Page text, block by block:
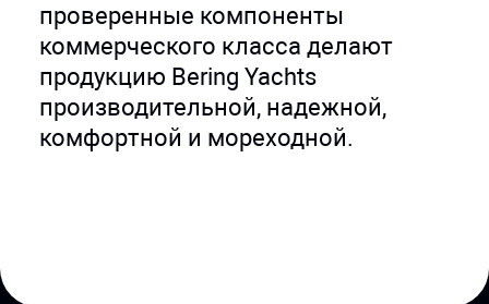
проверенные компоненты
коммерческого класса делают
продукцию Bering Yachts
производительной, надежной,
комфортной и мореходной.